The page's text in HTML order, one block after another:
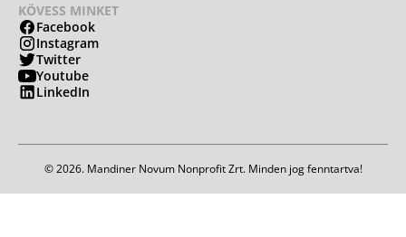
KÖVESS MINKET
Facebook
Instagram
Twitter
Youtube
LinkedIn
© 2026. Mandiner Novum Nonprofit Zrt. Minden jog fenntartva!